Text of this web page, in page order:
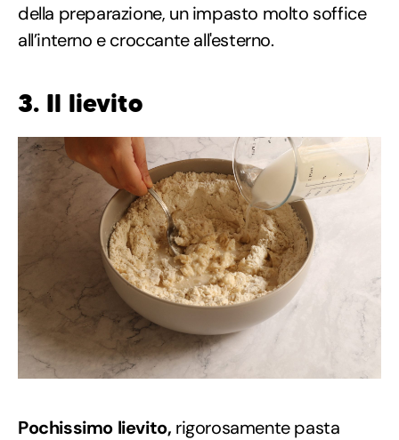
della preparazione, un impasto molto soffice
all’interno e croccante all'esterno.
3. Il lievito
Pochissimo lievito, rigorosamente pasta